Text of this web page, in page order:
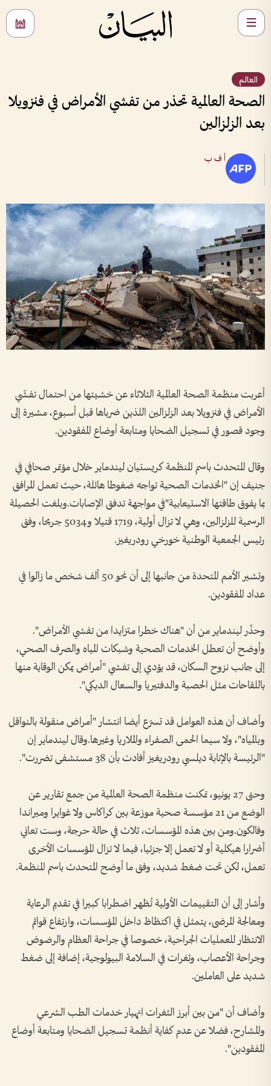
العالم
الصحة العالمية تحذر من تفشي الأمراض في فنزويلا
بعد الزلزالين
أ ف ب
أعربت منظمة الصحة العالمية الثلاثاء عن خشيتها من احتمال تفشّي
الأمراض في فنزويلا بعد الزلزالين اللذين ضرباها قبل أسبوع، مشيرة إلى
وجود قصور في تسجيل الضحايا ومتابعة أوضاع المفقودين.
وقال المتحدث باسم المنظمة كريستيان ليندماير خلال مؤتمر صحافي في
جنيف إن "الخدمات الصحية تواجه ضغوطا هائلة، حيث تعمل المرافق
بما يفوق طاقتها الاستيعابية"في مواجهة تدفق الإصابات.وبلغت الحصيلة
الرسمية للزلزالين، وهي لا تزال أولية، 1719 قتيلا و5034 جريحا، وفق
رئيس الجمعية الوطنية خورخي رودريغيز.
وتشير الأمم المتحدة من جانبها إلى أن نحو 50 ألف شخص ما زالوا في
عداد المفقودين.
وحذّر ليندماير من أن "هناك خطرا متزايدا من تفشي الأمراض".
وأوضح أن تعطل الخدمات الصحية وشبكات المياه والصرف الصحي،
إلى جانب نزوح السكان، قد يؤدي إلى تفشي "أمراض يمكن الوقاية منها
باللقاحات مثل الحصبة والدفتيريا والسعال الديكي".
وأضاف أن هذه العوامل قد تسرّع أيضا انتشار "أمراض منقولة بالنواقل
وبالمياه"، ولا سيما الحمى الصفراء والملاريا وغيرها.وقال ليندماير إن
"الرئيسة بالإنابة ديلسي رودريغيز أفادت بأن 38 مستشفى تضررت".
وحتى 27 يونيو، تمكنت منظمة الصحة العالمية من جمع تقارير عن
الوضع من 21 مؤسسة صحية موزعة بين كراكاس ولا غوايرا وميراندا
وفالكون.ومن بين هذه المؤسسات، ثلاث في حالة حرجة، وست تعاني
أضرارا هيكلية أو لا تعمل إلا جزئيا، فيما لا تزال المؤسسات الأخرى
تعمل، لكن تحت ضغط شديد، وفق ما أوضح المتحدث باسم المنظمة.
وأشار إلى أن التقييمات الأولية تُظهر اضطرابا كبيرا في تقديم الرعاية
ومعالجة المرضى، يتمثل في اكتظاظ داخل المؤسسات، وارتفاع قوائم
الانتظار للعمليات الجراحية، خصوصا في جراحة العظام والرضوض
وجراحة الأعصاب، وثغرات في السلامة البيولوجية، إضافة إلى ضغط
شديد على العاملين.
وأضاف أن "من بين أبرز الثغرات انهيار خدمات الطب الشرعي
والمشارح، فضلا عن عدم كفاية أنظمة تسجيل الضحايا ومتابعة أوضاع
المفقودين".